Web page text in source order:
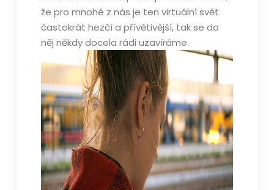
že pro mnohé z nás je ten virtuální svět
častokrát hezčí a přívětivější, tak se do
něj někdy docela rádi uzavíráme.